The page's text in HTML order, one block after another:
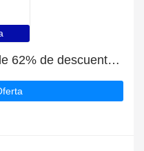
Savarca: Enorme ahorro de 62% de descuento en toda la web sólo durante este mes